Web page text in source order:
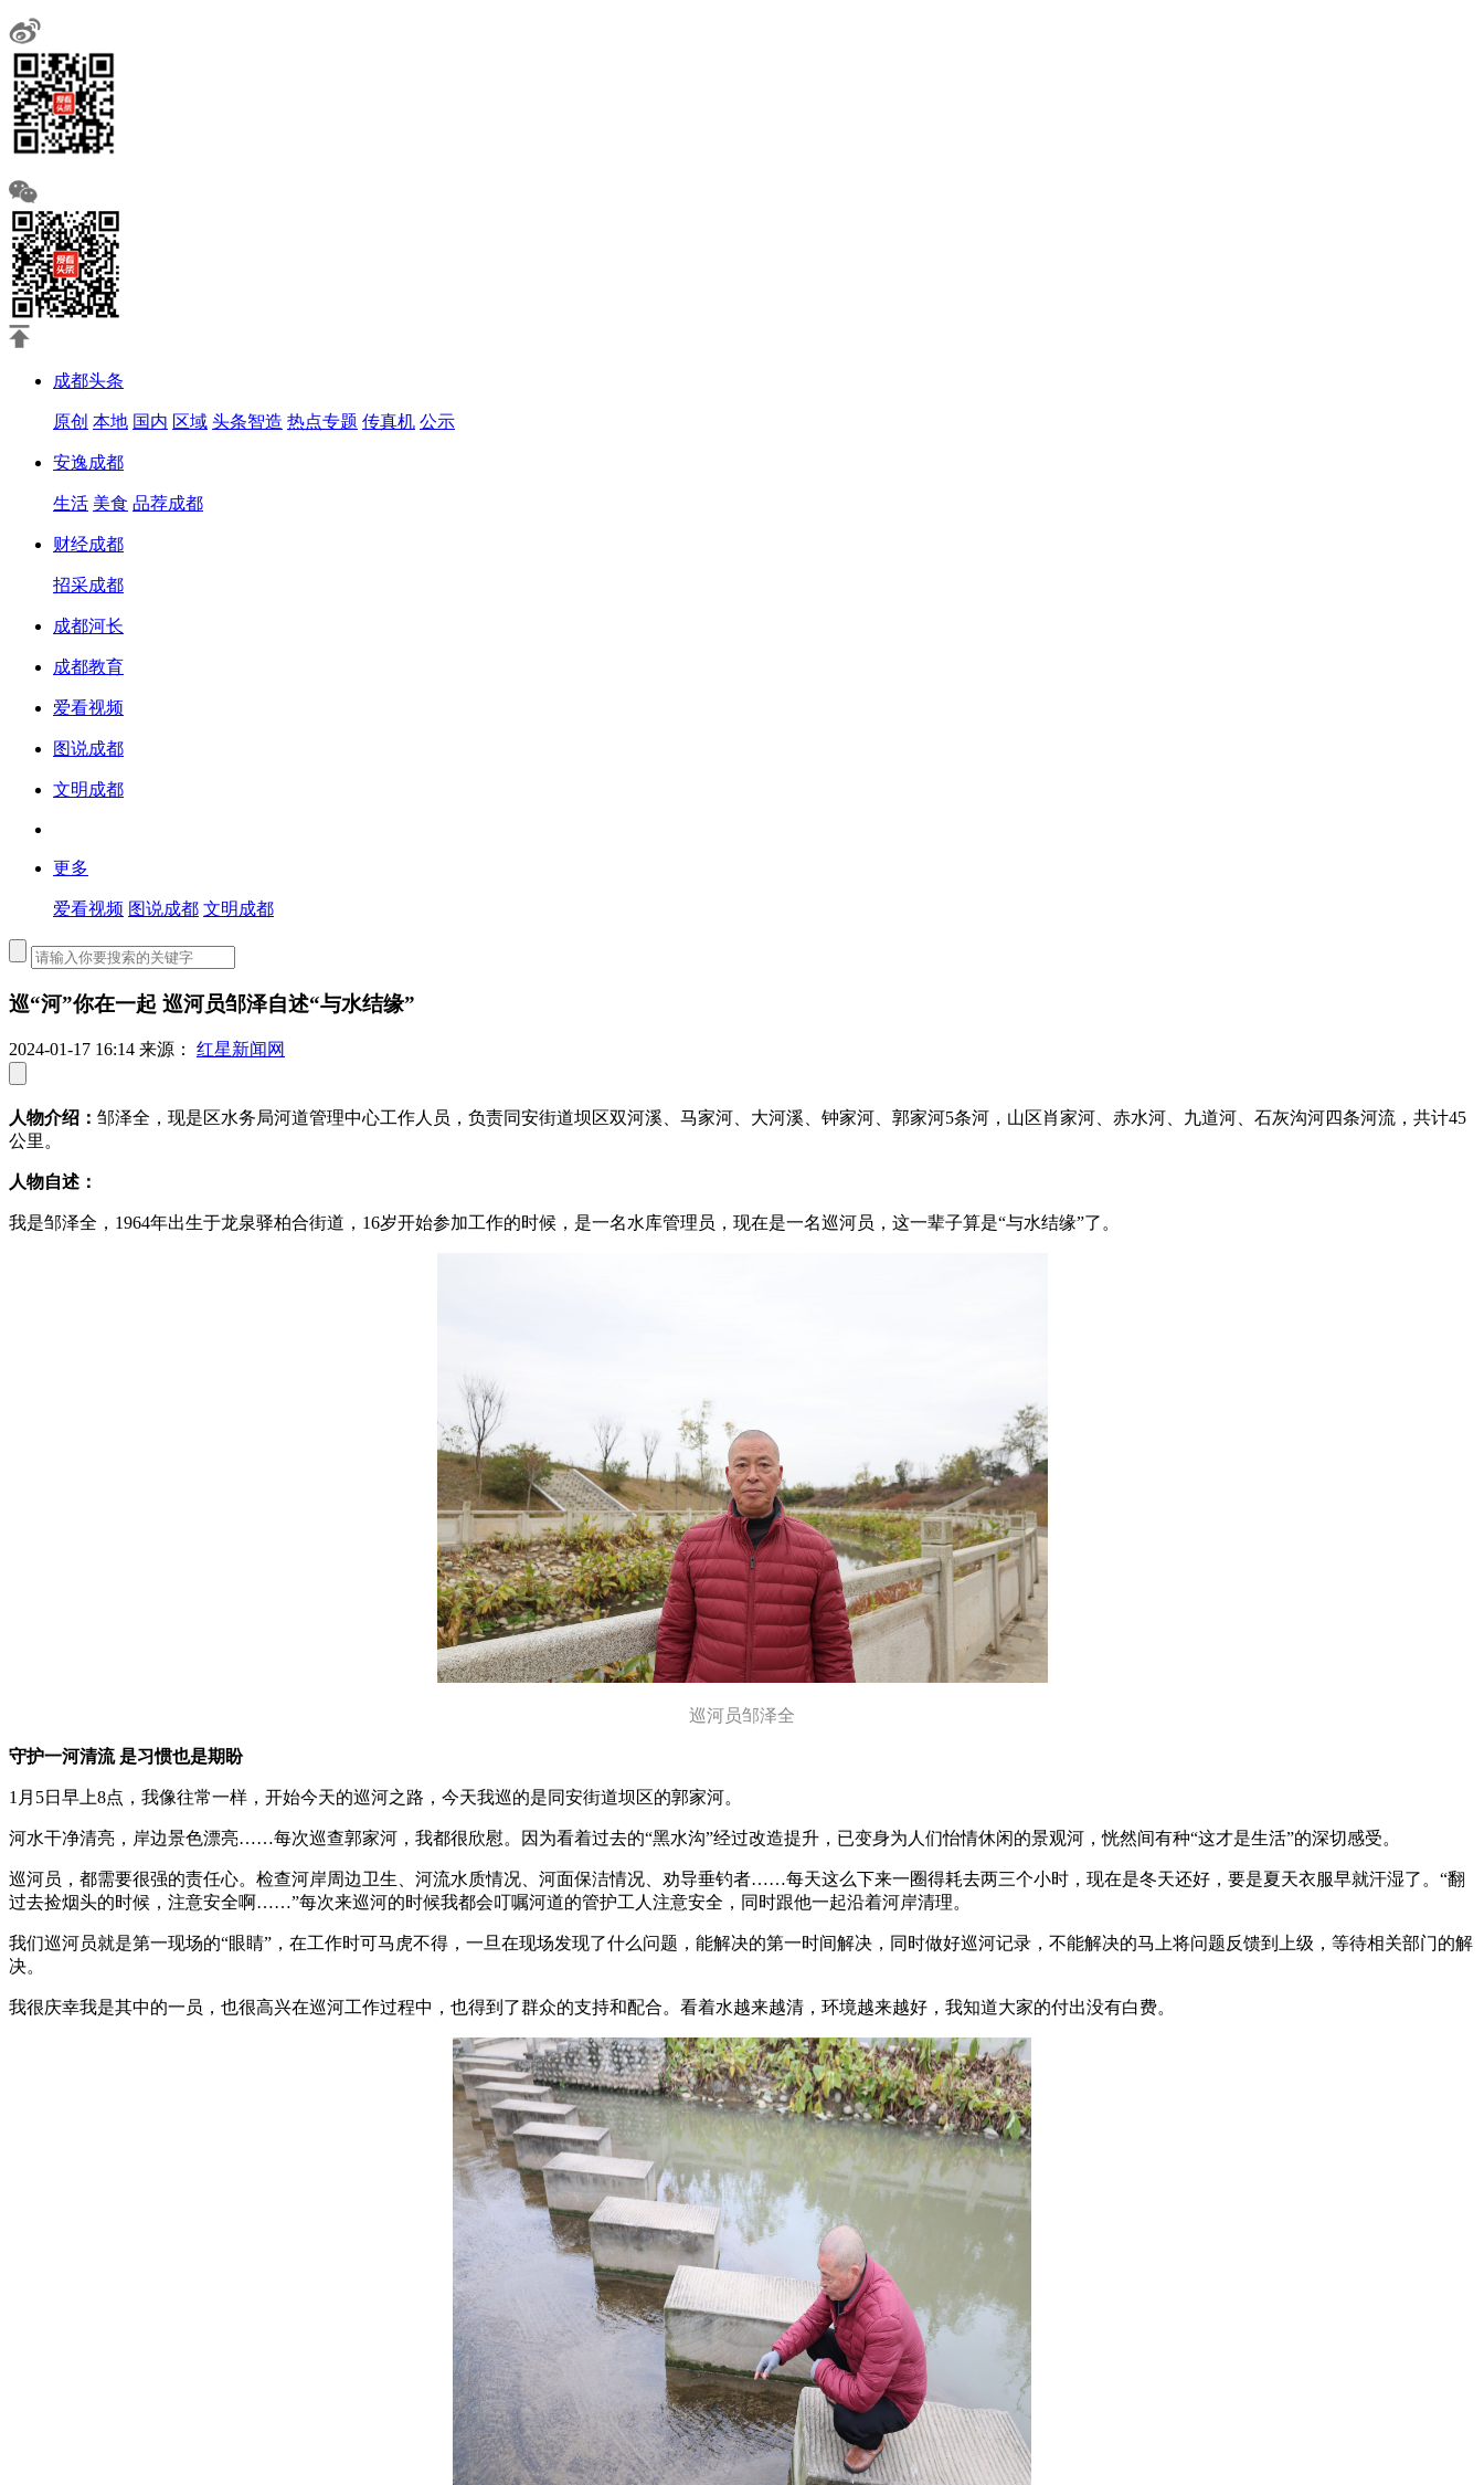
成都头条
原创 本地 国内 区域 头条智造 热点专题 传真机 公示
安逸成都
生活 美食 品荐成都
财经成都
招采成都
成都河长
成都教育
爱看视频
图说成都
文明成都
更多
爱看视频 图说成都 文明成都
巡“河”你在一起 巡河员邹泽自述“与水结缘”
2024-01-17 16:14 来源： 红星新闻网
人物介绍： 邹泽全，现是区水务局河道管理中心工作人员，负责同安街道坝区双河溪、马家河、大河溪、钟家河、郭家河5条河，山区肖家河、赤水河、九道河、石灰沟河四条河流，共计45
公里。
人物自述：
我是邹泽全，1964年出生于龙泉驿柏合街道，16岁开始参加工作的时候，是一名水库管理员，现在是一名巡河员，这一辈子算是“与水结缘”了。
巡河员邹泽全
守护一河清流 是习惯也是期盼
1月5日早上8点，我像往常一样，开始今天的巡河之路，今天我巡的是同安街道坝区的郭家河。
河水干净清亮，岸边景色漂亮……每次巡查郭家河，我都很欣慰。因为看着过去的“黑水沟”经过改造提升，已变身为人们怡情休闲的景观河，恍然间有种“这才是生活”的深切感受。
巡河员，都需要很强的责任心。检查河岸周边卫生、河流水质情况、河面保洁情况、劝导垂钓者……每天这么下来一圈得耗去两三个小时，现在是冬天还好，要是夏天衣服早就汗湿了。“翻
过去捡烟头的时候，注意安全啊……”每次来巡河的时候我都会叮嘱河道的管护工人注意安全，同时跟他一起沿着河岸清理。
我们巡河员就是第一现场的“眼睛”，在工作时可马虎不得，一旦在现场发现了什么问题，能解决的第一时间解决，同时做好巡河记录，不能解决的马上将问题反馈到上级，等待相关部门的解
决。
我很庆幸我是其中的一员，也很高兴在巡河工作过程中，也得到了群众的支持和配合。看着水越来越清，环境越来越好，我知道大家的付出没有白费。